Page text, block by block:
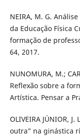
NEIRA, M. G.
da Educação Física
formação de
64, 2017.
NUNOMURA, M.;
Reflexão sobre a
Artística. Pensar a
OLIVEIRA JÚNIOR,
outra” na ginástica